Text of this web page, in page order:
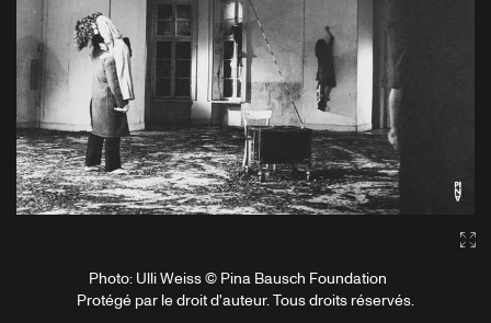
Photo: Ulli Weiss © Pina Bausch Foundation
Protégé par le droit d'auteur. Tous droits réservés.